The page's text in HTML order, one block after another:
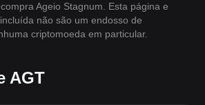
Ageio Stagnum. Esta página e
não são um endosso de
criptomoeda em particular.
AGT